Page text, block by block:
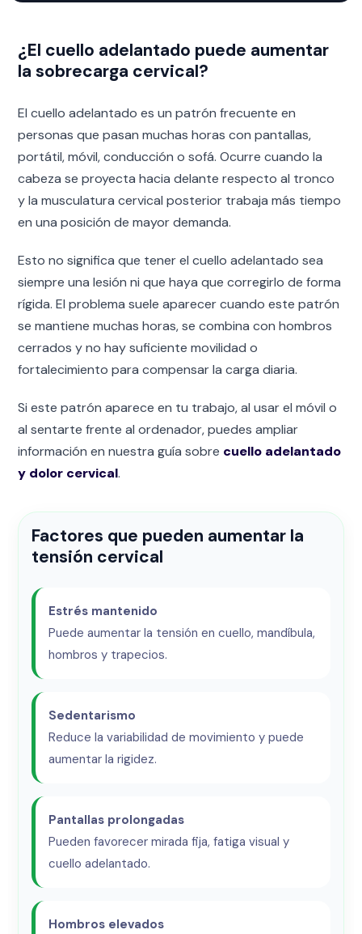
¿El cuello adelantado puede aumentar
la sobrecarga cervical?
El cuello adelantado es un patrón frecuente en
personas que pasan muchas horas con pantallas,
portátil, móvil, conducción o sofá. Ocurre cuando la
cabeza se proyecta hacia delante respecto al tronco
y la musculatura cervical posterior trabaja más tiempo
en una posición de mayor demanda.
Esto no significa que tener el cuello adelantado sea
siempre una lesión ni que haya que corregirlo de forma
rígida. El problema suele aparecer cuando este patrón
se mantiene muchas horas, se combina con hombros
cerrados y no hay suficiente movilidad o
fortalecimiento para compensar la carga diaria.
Si este patrón aparece en tu trabajo, al usar el móvil o
al sentarte frente al ordenador, puedes ampliar
información en nuestra guía sobre cuello adelantado
y dolor cervical.
Factores que pueden aumentar la
tensión cervical
Estrés mantenido
Puede aumentar la tensión en cuello, mandíbula,
hombros y trapecios.
Sedentarismo
Reduce la variabilidad de movimiento y puede
aumentar la rigidez.
Pantallas prolongadas
Pueden favorecer mirada fija, fatiga visual y
cuello adelantado.
Hombros elevados